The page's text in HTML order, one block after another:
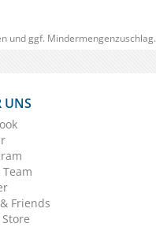
und ggf. Mindermengenzuschlag.
UNS
Friends